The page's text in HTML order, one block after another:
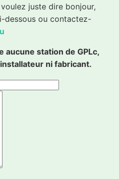
juste dire bonjour,
dessous ou contactez-
aucune station de GPLc,
ni fabricant.